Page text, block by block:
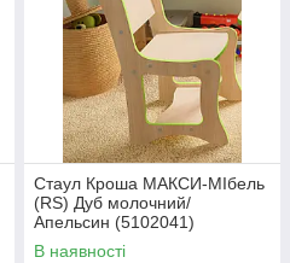
Стаул Кроша MАКСИ-МІбель
(RS) Дуб молочний/
Апельсин (5102041)
В наявності